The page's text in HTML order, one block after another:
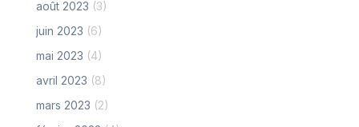
août 2023 (3)
juin 2023 (6)
mai 2023 (4)
avril 2023 (8)
mars 2023 (2)